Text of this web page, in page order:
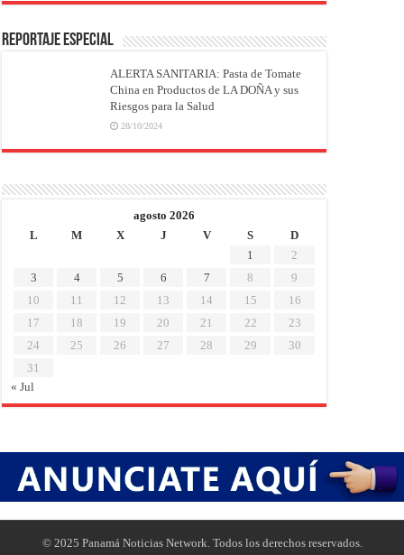
REPORTAJE ESPECIAL
ALERTA SANITARIA: Pasta de Tomate
China en Productos de LA DOÑA y sus
Riesgos para la Salud
28/10/2024
agosto 2026
L
M X J V S
D
1
2
3
4 5 6 7 8
9
10
11 12 13 14 15
16
17
18 19 20 21 22
23
24
25 26 27 28 29
30
31
« Jul
© 2025 Panamá Noticias Network. Todos los derechos reservados.